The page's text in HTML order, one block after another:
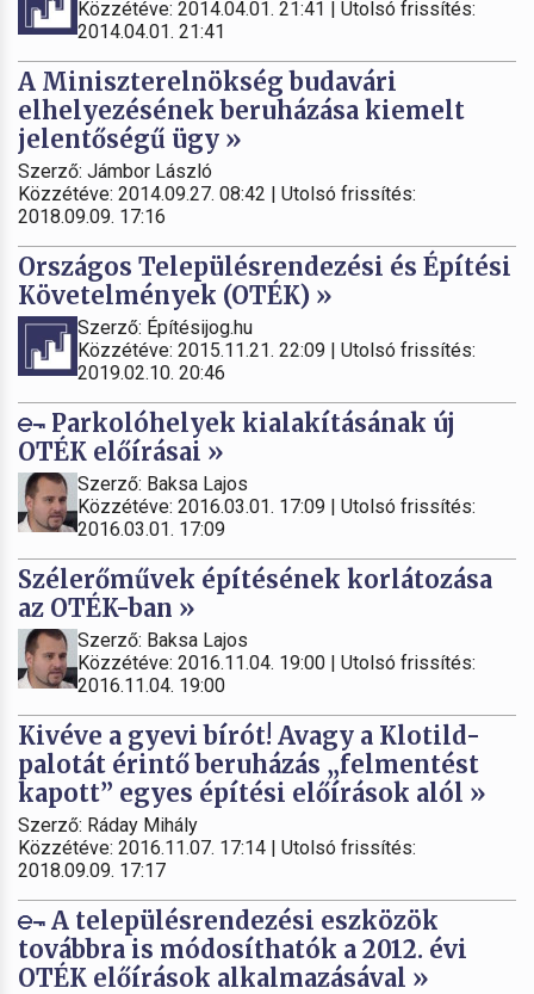
Közzétéve: 2014.04.01. 21:41 | Utolsó frissítés:
2014.04.01. 21:41
A Miniszterelnökség budavári
elhelyezésének beruházása kiemelt
jelentőségű ügy »
Szerző: Jámbor László
Közzétéve: 2014.09.27. 08:42 | Utolsó frissítés:
2018.09.09. 17:16
Országos Településrendezési és Építési
Követelmények (OTÉK) »
Szerző: Építésijog.hu
Közzétéve: 2015.11.21. 22:09 | Utolsó frissítés:
2019.02.10. 20:46
Parkolóhelyek kialakításának új
OTÉK előírásai »
Szerző: Baksa Lajos
Közzétéve: 2016.03.01. 17:09 | Utolsó frissítés:
2016.03.01. 17:09
Szélerőművek építésének korlátozása
az OTÉK-ban »
Szerző: Baksa Lajos
Közzétéve: 2016.11.04. 19:00 | Utolsó frissítés:
2016.11.04. 19:00
Kivéve a gyevi bírót! Avagy a Klotild-
palotát érintő beruházás „felmentést
kapott” egyes építési előírások alól »
Szerző: Ráday Mihály
Közzétéve: 2016.11.07. 17:14 | Utolsó frissítés:
2018.09.09. 17:17
A településrendezési eszközök
továbbra is módosíthatók a 2012. évi
OTÉK előírások alkalmazásával »